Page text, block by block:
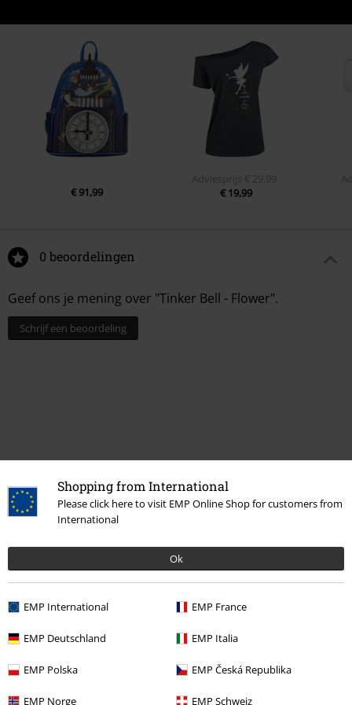
Shopping from International
Please click here to visit EMP Online Shop for customers from
International
Ok
EMP International EMP France
EMP Deutschland EMP Italia
EMP Polska EMP Česká Republika
EMP Norge EMP Schweiz
€ 91,99
Adviesprijs
€ 29,99
€ 19,99
0 beoordelingen
Geef ons je mening over "Tinker Bell - Flower".
Schrijf een beoordeling
Laatst bezocht